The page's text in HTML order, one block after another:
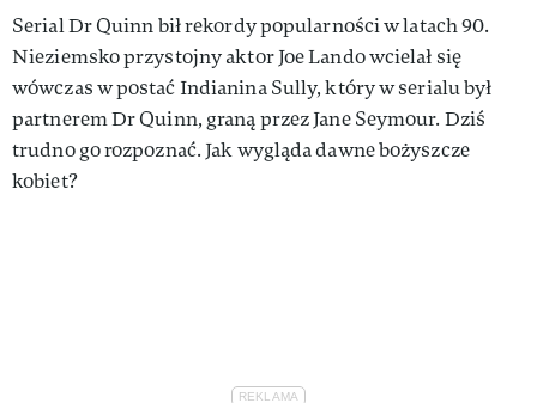
Serial Dr Quinn bił rekordy popularności w latach 90.
Nieziemsko przystojny aktor Joe Lando wcielał się
wówczas w postać Indianina Sully, który w serialu był
partnerem Dr Quinn, graną przez Jane Seymour. Dziś
trudno go rozpoznać. Jak wygląda dawne bożyszcze
kobiet?